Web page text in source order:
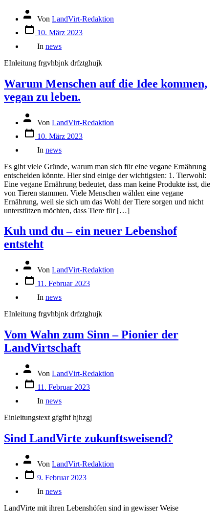
Autor
Beitrags
Von LandVirt-Redaktion
Datum
des
Beitrags
10. März 2023
In news
EInleitung frgvhbjnk drfztghujk
Warum Menschen auf die Idee kommen,
vegan zu leben.
Autor
Beitrags
Von LandVirt-Redaktion
Datum
des
Beitrags
10. März 2023
In news
Es gibt viele Gründe, warum man sich für eine vegane Ernährung
entscheiden könnte. Hier sind einige der wichtigsten: 1. Tierwohl:
Eine vegane Ernährung bedeutet, dass man keine Produkte isst, die
von Tieren stammen. Viele Menschen wählen eine vegane
Ernährung, weil sie sich um das Wohl der Tiere sorgen und nicht
unterstützen möchten, dass Tiere für […]
Kuh und du – ein neuer Lebenshof
entsteht
Autor
Beitrags
Von LandVirt-Redaktion
Datum
des
Beitrags
11. Februar 2023
In news
EInleitung frgvhbjnk drfztghujk
Vom Wahn zum Sinn – Pionier der
LandVirtschaft
Autor
Beitrags
Von LandVirt-Redaktion
Datum
des
Beitrags
11. Februar 2023
In news
Einleitungstext gfgfhf hjhzgj
Sind LandVirte zukunftsweisend?
Autor
Beitrags
Von LandVirt-Redaktion
Datum
des
Beitrags
9. Februar 2023
In news
LandVirte mit ihren Lebenshöfen sind in gewisser Weise